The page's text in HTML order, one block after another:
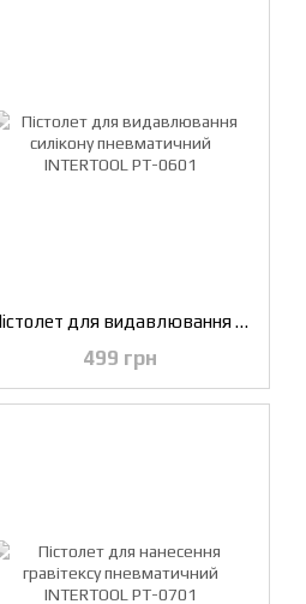
Пістолет для видавлювання силікону пневматичний INTERTOOL PT-0601
499 грн